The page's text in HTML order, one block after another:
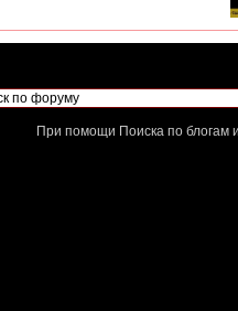
При помощи Поиска по блогам